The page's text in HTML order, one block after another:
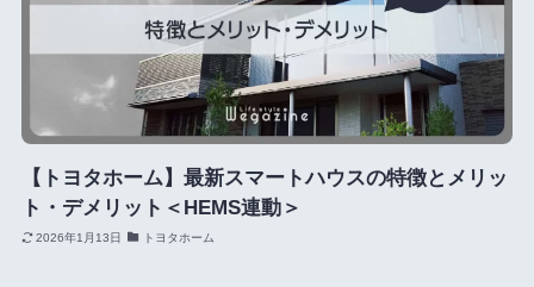
【トヨタホーム】最新スマートハウスの特徴とメリッ
ト・デメリット＜HEMS連動＞
2026年1月13日 トヨタホーム